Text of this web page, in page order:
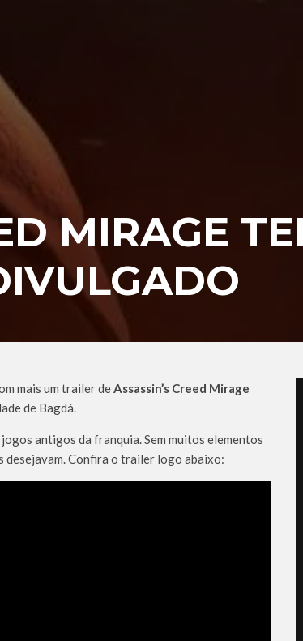
MIRAGE
mais um trailer deAssassin’s Creed Mirage
de Bagdá.
antigos da franquia. Sem muitos elementos
desejavam. Confira o trailer logo abaixo: